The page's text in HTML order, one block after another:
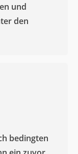
und
den
bedingten